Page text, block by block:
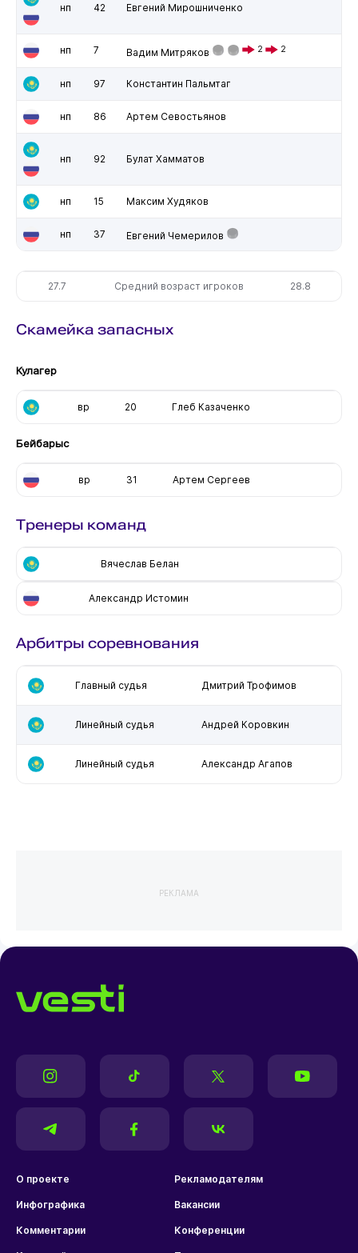
нп 42 Евгений Мирошниченко
нп 7 Вадим Митряков 2 2
нп 97 Константин Пальмтаг
нп 86 Артем Севостьянов
нп 92 Булат Хамматов
нп 15 Максим Худяков
нп 37 Евгений Чемерилов
27.7 Средний возраст игроков 28.8
Скамейка запасных
Кулагер
вр 20 Глеб Казаченко
Бейбарыс
вр 31 Артем Сергеев
Тренеры команд
Вячеслав Белан
Александр Истомин
Арбитры соревнования
Главный судья Дмитрий Трофимов
Линейный судья Андрей Коровкин
Линейный судья Александр Агапов
РЕКЛАМА
О проекте Рекламодателям
Инфографика Вакансии
Комментарии Конференции